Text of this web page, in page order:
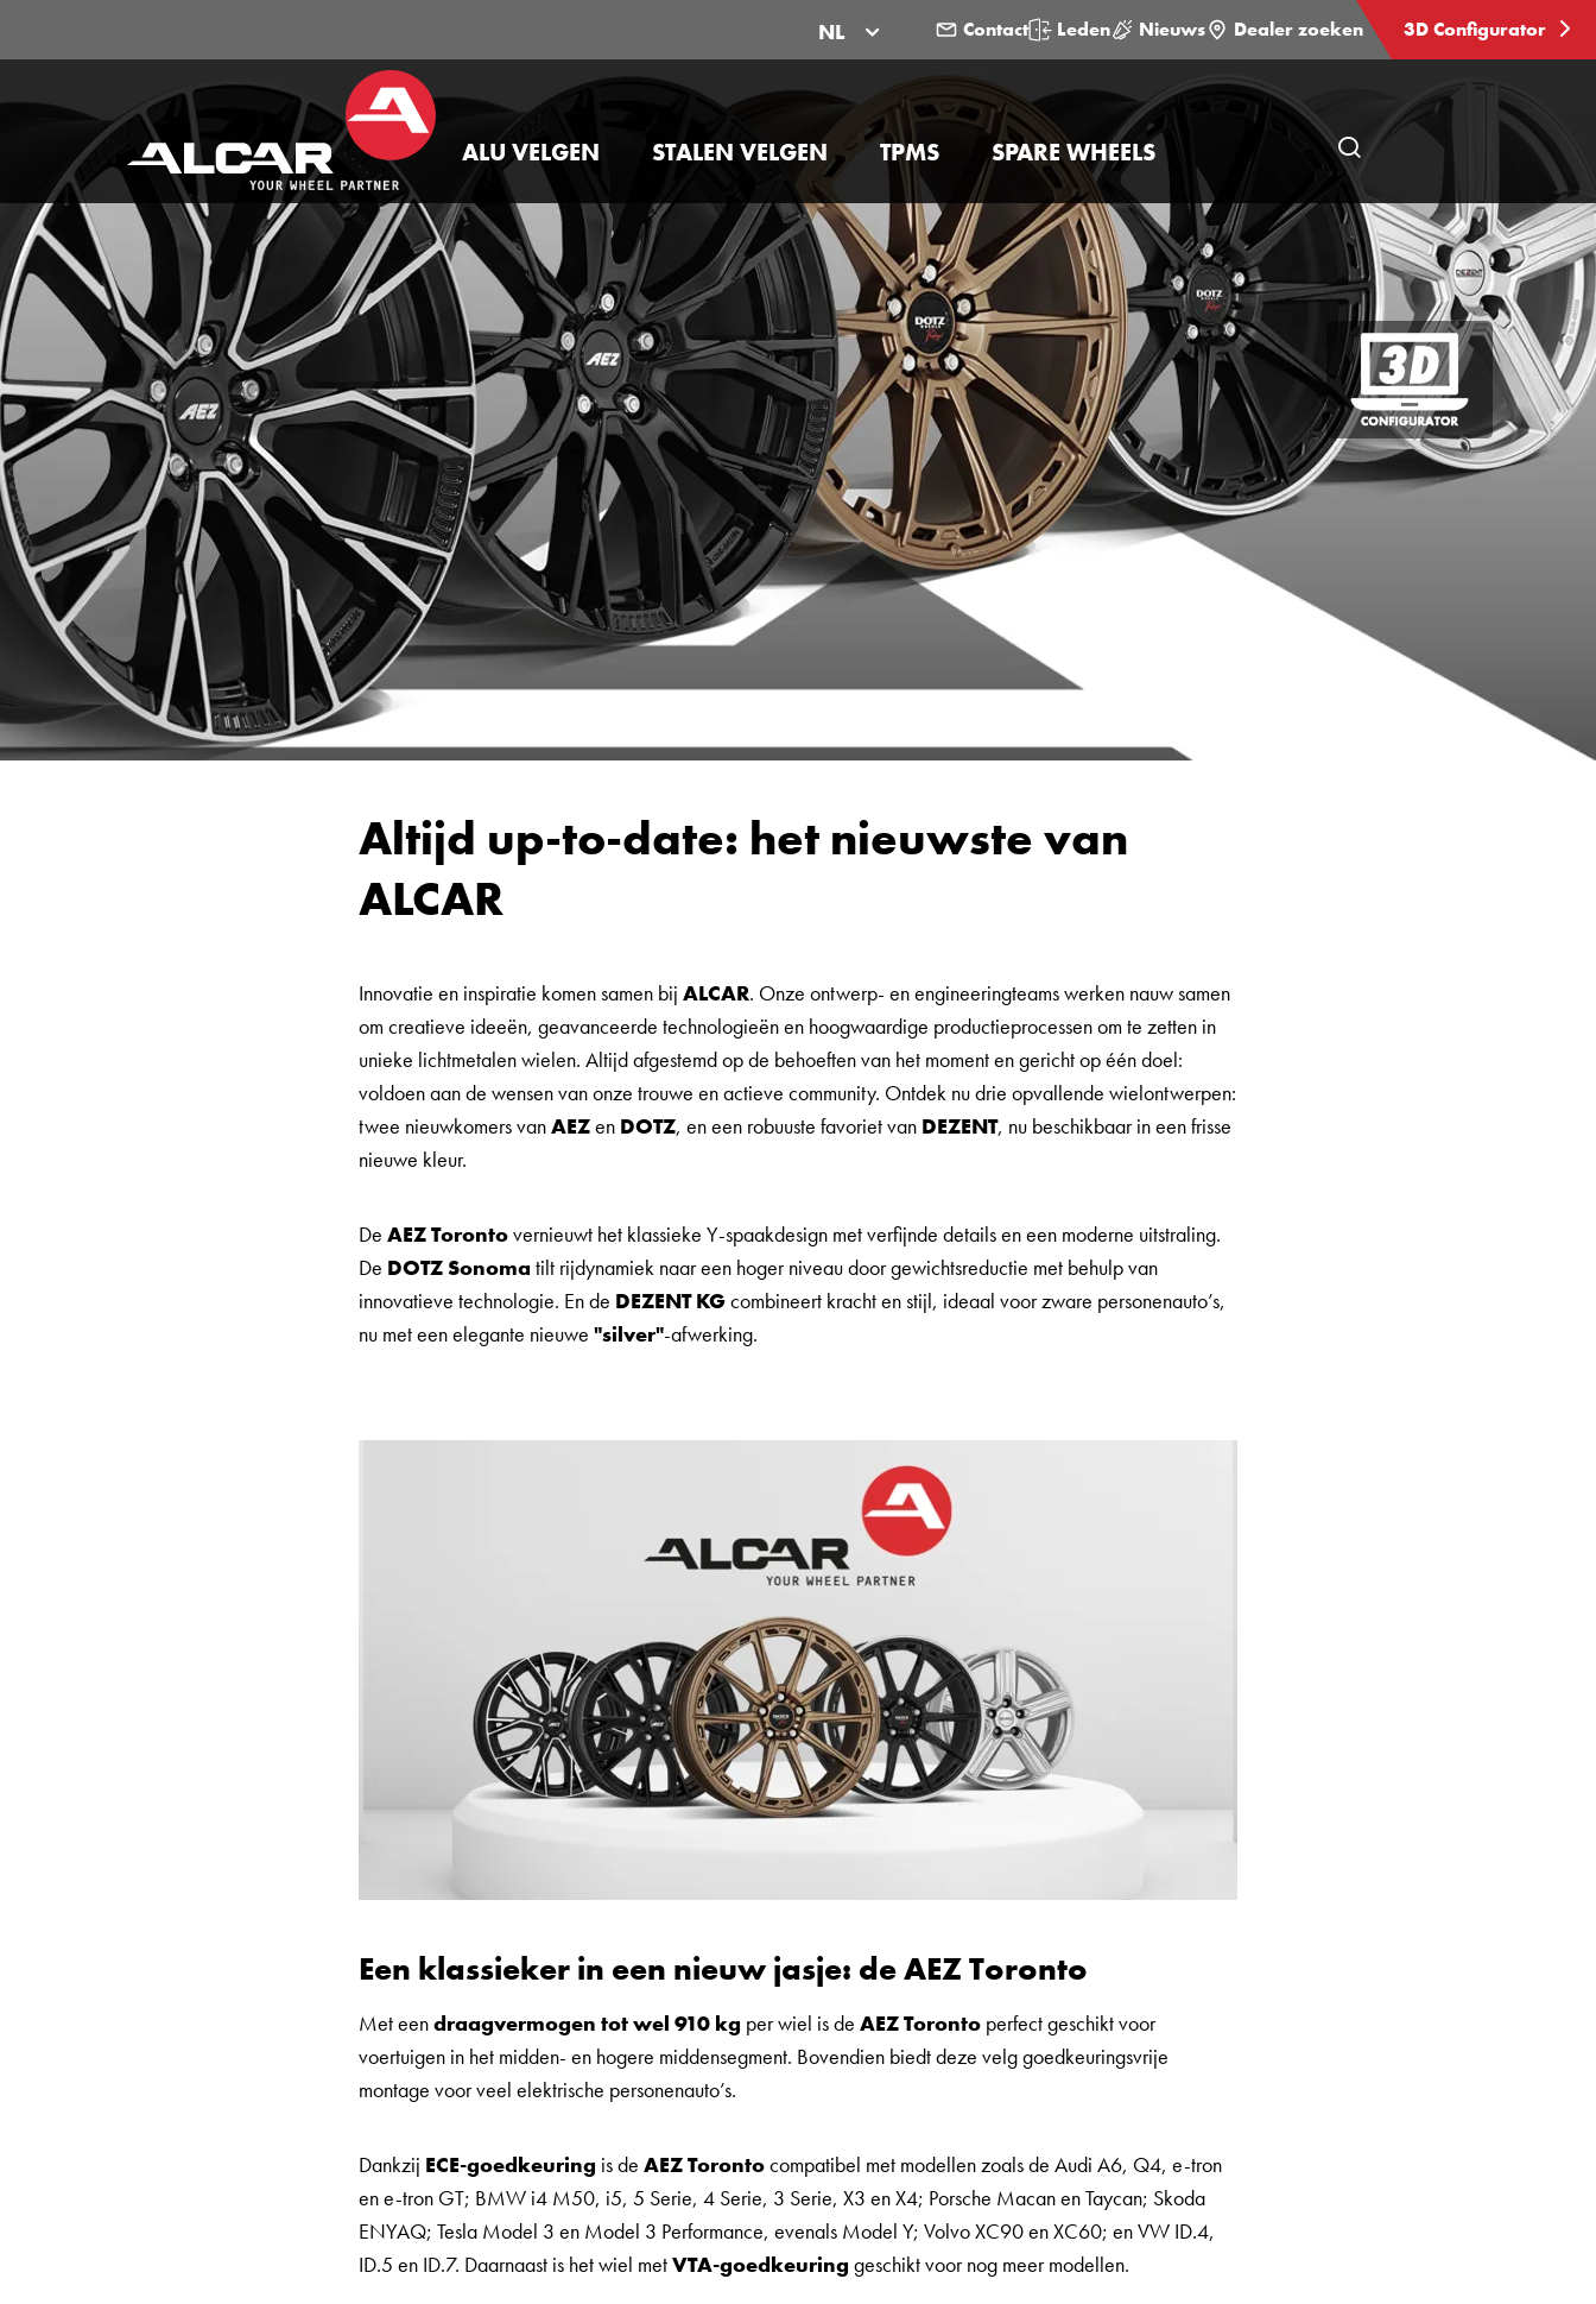
NL Contact Leden Nieuws Dealer zoeken 3D Configurator
ALU VELGEN STALEN VELGEN TPMS SPARE WHEELS
Open
pagina
zoeken
3D
Configurator
Altijd up-to-date: het nieuwste van
ALCAR
Innovatie en inspiratie komen samen bij ALCAR. Onze ontwerp- en engineeringteams werken nauw samen
om creatieve ideeën, geavanceerde technologieën en hoogwaardige productieprocessen om te zetten in
unieke lichtmetalen wielen. Altijd afgestemd op de behoeften van het moment en gericht op één doel:
voldoen aan de wensen van onze trouwe en actieve community. Ontdek nu drie opvallende wielontwerpen:
twee nieuwkomers vanAEZen DOTZ, en een robuuste favoriet van DEZENT, nu beschikbaar in een frisse
nieuwe kleur.
De AEZ Torontovernieuwt het klassieke Y-spaakdesign met verfijnde details en een moderne uitstraling.
De DOTZ Sonomatilt rijdynamiek naar een hoger niveau door gewichtsreductie met behulp van
innovatieve technologie. En de DEZENT KGcombineert kracht en stijl, ideaal voor zware personenauto’s,
nu met een elegante nieuwe "silver"-afwerking.
Een klassieker in een nieuw jasje: de AEZ Toronto
Met eendraagvermogen tot wel 910 kg per wiel is de AEZ Toronto perfect geschikt voor
voertuigen in het midden- en hogere middensegment. Bovendien biedt deze velg goedkeuringsvrije
montage voor veel elektrische personenauto’s.
Dankzij ECE-goedkeuring is de AEZ Torontocompatibel met modellen zoals de Audi A6, Q4, e-tron
en e-tron GT; BMW i4 M50, i5, 5 Serie, 4 Serie, 3 Serie, X3 en X4; Porsche Macan en Taycan; Skoda
ENYAQ; Tesla Model 3 en Model 3 Performance, evenals Model Y; Volvo XC90 en XC60; en VW ID.4,
ID.5 en ID.7. Daarnaast is het wiel metVTA-goedkeuring geschikt voor nog meer modellen.